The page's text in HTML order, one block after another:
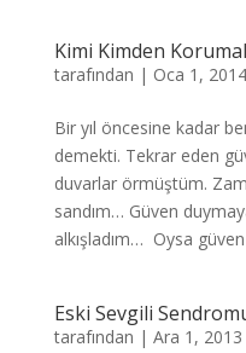
Kimi Kimden
tarafından | Oca 1, 2014
Bir yıl öncesine kadar
demekti. Tekrar eden
duvarlar örmüştüm.
sandım… Güven
alkışladım… Oysa
Eski Sevgili
tarafından | Ara 1, 2013